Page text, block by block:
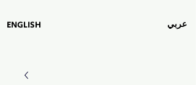
عربي ENGLISH